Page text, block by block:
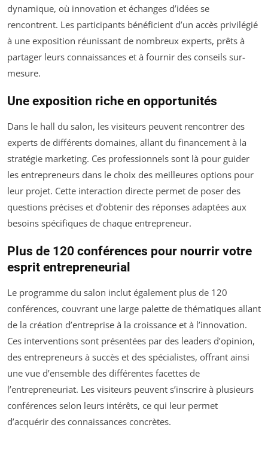
dynamique, où innovation et échanges d’idées se
rencontrent. Les participants bénéficient d’un accès privilégié
à une exposition réunissant de nombreux experts, prêts à
partager leurs connaissances et à fournir des conseils sur-
mesure.
Une exposition riche en opportunités
Dans le hall du salon, les visiteurs peuvent rencontrer des
experts de différents domaines, allant du financement à la
stratégie marketing. Ces professionnels sont là pour guider
les entrepreneurs dans le choix des meilleures options pour
leur projet. Cette interaction directe permet de poser des
questions précises et d’obtenir des réponses adaptées aux
besoins spécifiques de chaque entrepreneur.
Plus de 120 conférences pour nourrir votre
esprit entrepreneurial
Le programme du salon inclut également plus de 120
conférences, couvrant une large palette de thématiques allant
de la création d’entreprise à la croissance et à l’innovation.
Ces interventions sont présentées par des leaders d’opinion,
des entrepreneurs à succès et des spécialistes, offrant ainsi
une vue d’ensemble des différentes facettes de
l’entrepreneuriat. Les visiteurs peuvent s’inscrire à plusieurs
conférences selon leurs intérêts, ce qui leur permet
d’acquérir des connaissances concrètes.